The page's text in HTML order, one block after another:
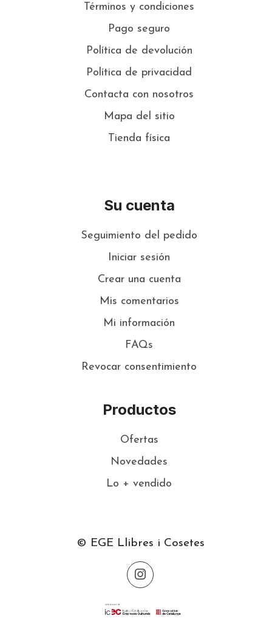
Términos y condiciones
Pago seguro
Política de devolución
Política de privacidad
Contacta con nosotros
Mapa del sitio
Tienda física
Su cuenta
Seguimiento del pedido
Iniciar sesión
Crear una cuenta
Mis comentarios
Mi información
FAQs
Revocar consentimiento
Productos
Ofertas
Novedades
Lo + vendido
© EGE Llibres i Cosetes